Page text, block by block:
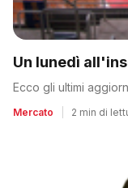
Un lunedì
Ecco gli ultimi
Mercato 2 min di